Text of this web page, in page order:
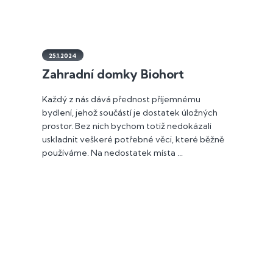
Zahradní domky Biohort
25.1.2024
Každý z nás dává přednost příjemnému
bydlení, jehož součástí je dostatek úložných
prostor. Bez nich bychom totiž nedokázali
uskladnit veškeré potřebné věci, které běžně
používáme. Na nedostatek místa ...